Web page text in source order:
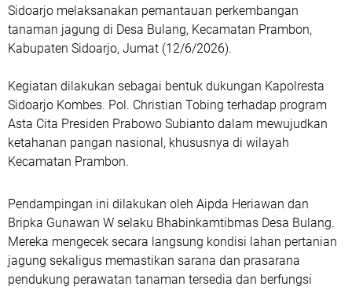
Sidoarjo melaksanakan pemantauan perkembangan
tanaman jagung di Desa Bulang, Kecamatan Prambon,
Kabupaten Sidoarjo, Jumat (12/6/2026).
Kegiatan dilakukan sebagai bentuk dukungan Kapolresta
Sidoarjo Kombes. Pol. Christian Tobing terhadap program
Asta Cita Presiden Prabowo Subianto dalam mewujudkan
ketahanan pangan nasional, khususnya di wilayah
Kecamatan Prambon.
Pendampingan ini dilakukan oleh Aipda Heriawan dan
Bripka Gunawan W selaku Bhabinkamtibmas Desa Bulang.
Mereka mengecek secara langsung kondisi lahan pertanian
jagung sekaligus memastikan sarana dan prasarana
pendukung perawatan tanaman tersedia dan berfungsi